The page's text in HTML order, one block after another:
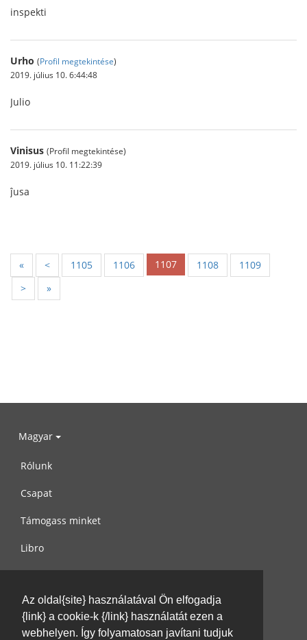
Az oldal{site} használatával Ön elfogadja
{link} a cookie-k {/link} használatát ezen a
webhelyen. Így folyamatosan javítani tudjuk
inspekti
Urho (Profil megtekintése)
2019. július 10. 6:44:48
Julio
Vinisus (Profil megtekintése)
2019. július 10. 11:22:39
ĵusa
« < 1105 1106 1107 1108
1109
>
»
Magyar
Rólunk
Csapat
Támogass minket
Libro
Használati feltételek
Írj nekünk